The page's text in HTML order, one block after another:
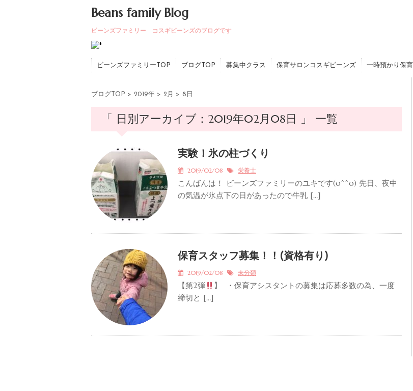
Beans family Blog
ビーンズファミリー コスギビーンズのブログです
ビーンズファミリーTOP ブログTOP 募集中クラス 保育サロンコスギビーンズ 一時預かり保育
ブログTOP > 2019年 > 2月 > 8日
「 日別アーカイブ：2019年02月08日 」 一覧
実験！氷の柱づくり
2019/02/08 栄養士
こんばんは！ ビーンズファミリーのユキです(o^^o) 先日、夜中
の気温が氷点下の日があったので牛乳 […]
保育スタッフ募集！！(資格有り)
2019/02/08 未分類
【第2弾
】 ・保育アシスタントの募集は応募多数の為、一度
締切と […]